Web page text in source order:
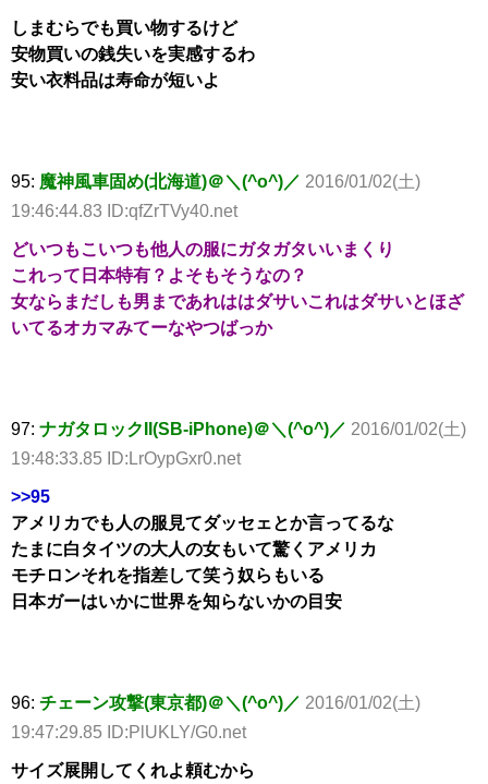
しまむらでも買い物するけど
安物買いの銭失いを実感するわ
安い衣料品は寿命が短いよ
95: 魔神風車固め(北海道)＠＼(^o^)／ 2016/01/02(土)
19:46:44.83 ID:qfZrTVy40.net
どいつもこいつも他人の服にガタガタいいまくり
これって日本特有？よそもそうなの？
女ならまだしも男まであれははダサいこれはダサいとほざ
いてるオカマみてーなやつばっか
97: ナガタロックII(SB-iPhone)＠＼(^o^)／ 2016/01/02(土)
19:48:33.85 ID:LrOypGxr0.net
>>95
アメリカでも人の服見てダッセェとか言ってるな
たまに白タイツの大人の女もいて驚くアメリカ
モチロンそれを指差して笑う奴らもいる
日本ガーはいかに世界を知らないかの目安
96: チェーン攻撃(東京都)＠＼(^o^)／ 2016/01/02(土)
19:47:29.85 ID:PlUKLY/G0.net
サイズ展開してくれよ頼むから